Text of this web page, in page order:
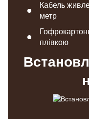
Кабель
метр
плівкою